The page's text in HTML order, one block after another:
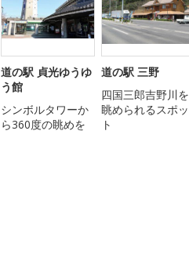
道の駅 貞光ゆうゆ
う館
シンボルタワーか
ら360度の眺めを
道の駅 三野
四国三郎吉野川を
眺められるスポッ
ト